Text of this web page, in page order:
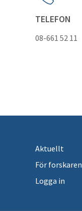
TELEFON
08-661 52 11
Aktuellt
För forskaren
Logga in